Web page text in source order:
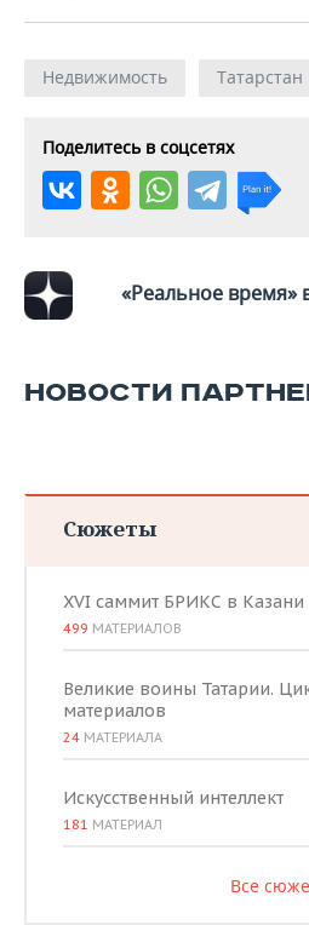
Недвижимость Татарстан
Поделитесь в соцсетях
«Реальное время»
НОВОСТИ
Сюжеты
XVI саммит БРИКС в Казани
499 МАТЕРИАЛОВ
Великие воины Татарии.
материалов
24 МАТЕРИАЛА
Искусственный интеллект
181 МАТЕРИАЛ
Все